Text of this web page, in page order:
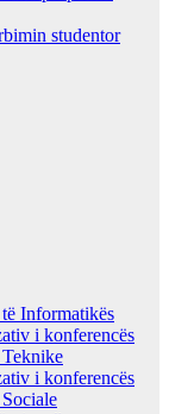
studentor
Informatikës
i konferencës
i konferencës